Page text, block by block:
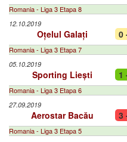
Romania - Liga 3 Etapa 8
12.10.2019
Oțelul Galați 0
Romania - Liga 3 Etapa 7
05.10.2019
Sporting Liești 1
Romania - Liga 3 Etapa 6
27.09.2019
Aerostar Bacău 3
Romania - Liga 3 Etapa 5